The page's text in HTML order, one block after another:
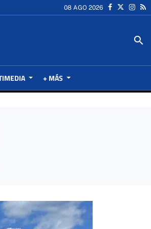
08 AGO 2026
search
+ MÁS